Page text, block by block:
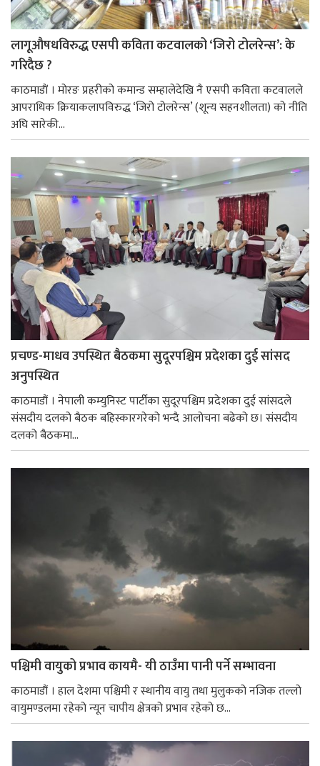
लागूऔषधविरुद्ध एसपी कविता कटवालको ‘जिरो टोलरेन्स’: के
गरिदैछ ?
काठमाडाैं । मोरङ प्रहरीको कमान्ड सम्हालेदेखि नै एसपी कविता कटवालले
आपराधिक क्रियाकलापविरुद्ध ‘जिरो टोलरेन्स’ (शून्य सहनशीलता) को नीति
अघि सारेकी...
प्रचण्ड-माधव उपस्थित बैठकमा सुदूरपश्चिम प्रदेशका दुई सांसद
अनुपस्थित
काठमाडौं । नेपाली कम्युनिस्ट पार्टीका सुदूरपश्चिम प्रदेशका दुई सांसदले
संसदीय दलको बैठक बहिस्कारगरेको भन्दै आलोचना बढेको छ। स‌ंसदीय
दलको बैठकमा...
पश्चिमी वायुको प्रभाव कायमै- यी ठाउँमा पानी पर्ने सम्भावना
काठमाडौं । हाल देशमा पश्चिमी र स्थानीय वायु तथा मुलुकको नजिक तल्लो
वायुमण्डलमा रहेको न्यून चापीय क्षेत्रको प्रभाव रहेको छ...